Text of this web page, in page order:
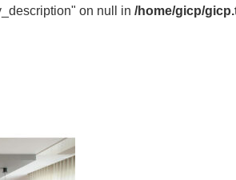
on null in /home/gicp/